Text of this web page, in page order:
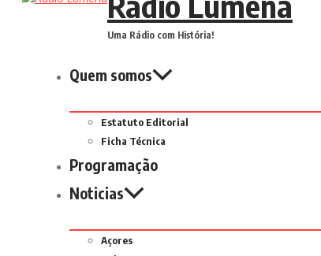
Uma Rádio com História!
Quem somos
Estatuto Editorial
Ficha Técnica
Programação
Noticias
Açores